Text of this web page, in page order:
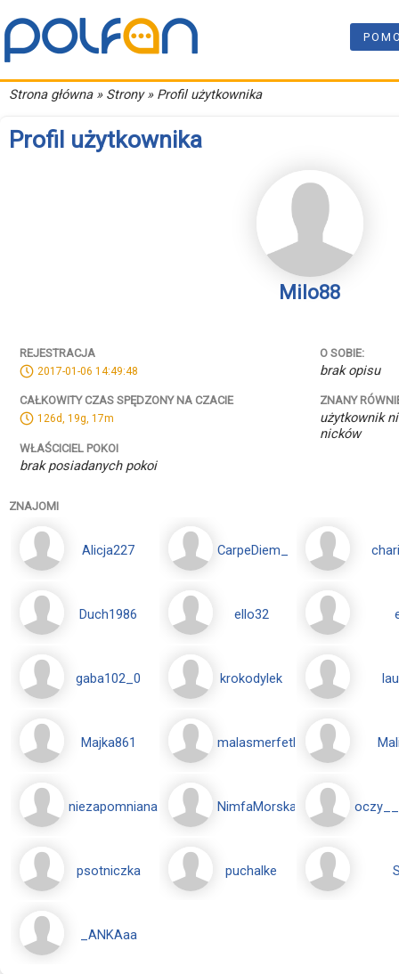
Strona główna» Strony » Profil użytkownika
Profil użytkownika
Milo88
REJESTRACJA
2017-01-06 14:49:48
CAŁKOWITY CZAS SPĘDZONY NA CZACIE
126d, 19g, 17m
WŁAŚCICIEL POKOI
brak posiadanych pokoi
O SOBIE:
brak opisu
ZNANY
użytkownik
nicków
ZNAJOMI
Alicja227 CarpeDiem_
Duch1986 ello32
gaba102_0 krokodylek
Majka861 malasmerfetka
niezapomniana_nutka NimfaMorska
psotniczka puchalke
_ANKAaa